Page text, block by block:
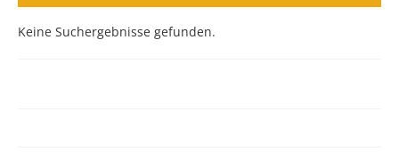
Keine Suchergebnisse gefunden.